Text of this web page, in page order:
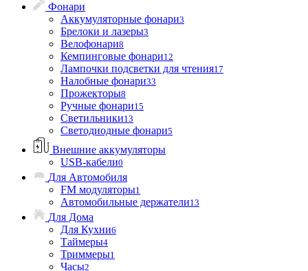
Фонари
Аккумуляторные фонари3
Брелоки и лазеры3
Велофонари8
Кемпинговые фонари12
Лампочки подсветки для чтения17
Налобные фонари33
Прожекторы8
Ручные фонари15
Светильники13
Светодиодные фонари5
Внешние аккумуляторы
USB-кабели0
Для Автомобиля
FM модуляторы1
Автомобильные держатели13
Для Дома
Для Кухни6
Таймеры4
Триммеры1
Часы2